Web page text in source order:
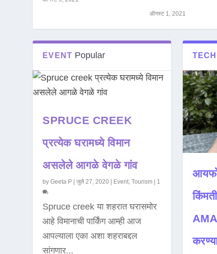
ऑगस्ट 1, 2021
EVENT Popular
SPRUCE CREEK
प्रत्येक घरामध्ये विमान
असलेले आगळे वेगळे गांव
byGeeta P |जुलै 27, 2020 Event,Tourism 1
Spruce creek या शहरात घरासमोर
आहे विमानाची पार्किंग आम्ही आज
आपल्याला एका अशा शहराबद्दल
सांगणार...